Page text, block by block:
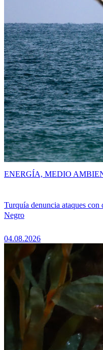
Turquía denuncia ataques
Negro
04.08.2026
ENERGÍA, MEDIO